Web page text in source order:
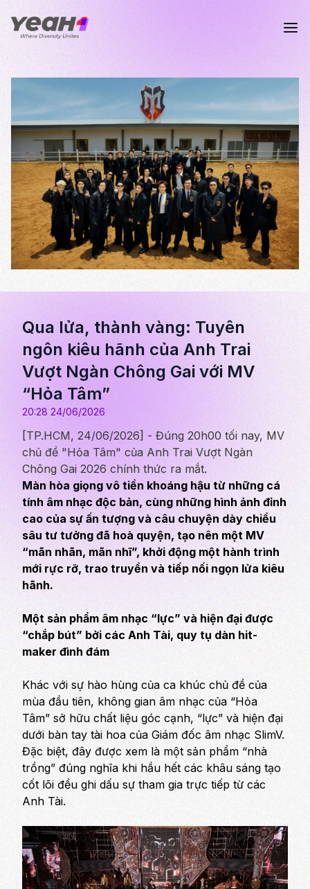
Qua lửa, thành vàng: Tuyên
ngôn kiêu hãnh của Anh Trai
Vượt Ngàn Chông Gai với MV
“Hỏa Tâm”
20:28 24/06/2026
[TP.HCM, 24/06/2026] - Đúng 20h00 tối nay, MV
chủ đề "Hỏa Tâm" của Anh Trai Vượt Ngàn
Chông Gai 2026 chính thức ra mắt.
Màn hòa giọng vô tiền khoáng hậu từ những cá
tính âm nhạc độc bản, cùng những hình ảnh đỉnh
cao của sự ấn tượng và câu chuyện dày chiều
sâu tư tưởng đã hoà quyện, tạo nên một MV
“mãn nhãn, mãn nhĩ”, khởi động một hành trình
mới rực rỡ, trao truyền và tiếp nối ngọn lửa kiêu
hãnh.
Một sản phẩm âm nhạc “lực” và hiện đại được
“chắp bút” bởi các Anh Tài, quy tụ dàn hit-
maker đình đám
Khác với sự hào hùng của ca khúc chủ đề của
mùa đầu tiên, không gian âm nhạc của “Hỏa
Tâm” sở hữu chất liệu góc cạnh, “lực” và hiện đại
dưới bàn tay tài hoa của Giám đốc âm nhạc SlimV.
Đặc biệt, đây được xem là một sản phẩm “nhà
trồng” đúng nghĩa khi hầu hết các khâu sáng tạo
cốt lõi đều ghi dấu sự tham gia trực tiếp từ các
Anh Tài.